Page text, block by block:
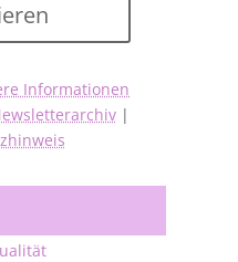
Informationen
|